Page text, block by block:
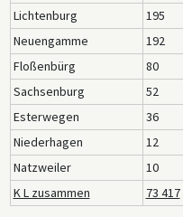
Lichtenburg
195
Neuengamme
192
Floßenbürg
80
Sachsenburg
52
Esterwegen
36
Niederhagen
12
Natzweiler
10
K L zusammen
73 417